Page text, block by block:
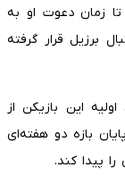
زمان دعوت او به
برزیل قرار گرفته
این بازیکن از
بازه دو هفته‌ای
پیدا کند.